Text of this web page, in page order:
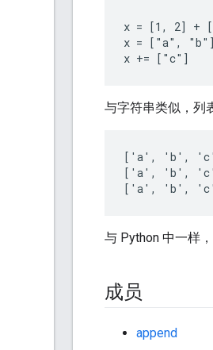
x = [1, 2] +
x = ["a", "b"]
x += ["c"]
与字符串类似，列
['a', 'b',
['a', 'b',
['a', 'b',
与 Python 中一样
成员
append